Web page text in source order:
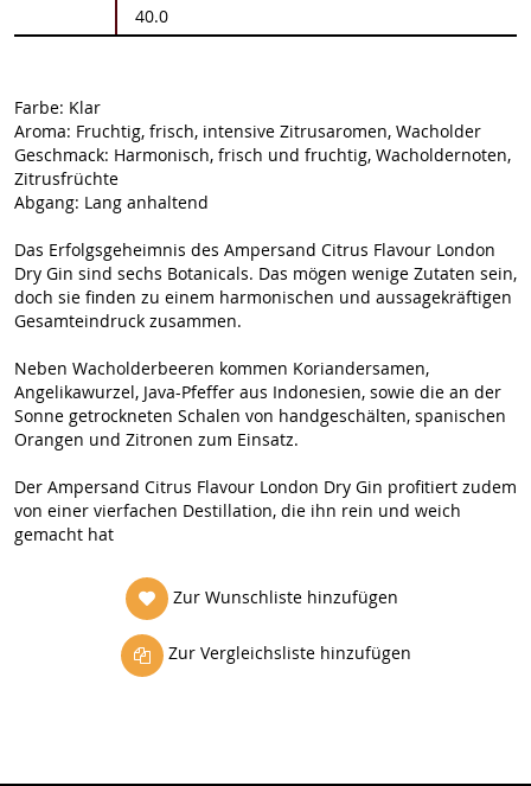
40.0
Farbe: Klar
Aroma: Fruchtig, frisch, intensive Zitrusaromen, Wacholder
Geschmack: Harmonisch, frisch und fruchtig, Wacholdernoten,
Zitrusfrüchte
Abgang: Lang anhaltend
Das Erfolgsgeheimnis des Ampersand Citrus Flavour London
Dry Gin sind sechs Botanicals. Das mögen wenige Zutaten sein,
doch sie finden zu einem harmonischen und aussagekräftigen
Gesamteindruck zusammen.
Neben Wacholderbeeren kommen Koriandersamen,
Angelikawurzel, Java-Pfeffer aus Indonesien, sowie die an der
Sonne getrockneten Schalen von handgeschälten, spanischen
Orangen und Zitronen zum Einsatz.
Der Ampersand Citrus Flavour London Dry Gin profitiert zudem
von einer vierfachen Destillation, die ihn rein und weich
gemacht hat
Zur Wunschliste hinzufügen
Zur Vergleichsliste hinzufügen